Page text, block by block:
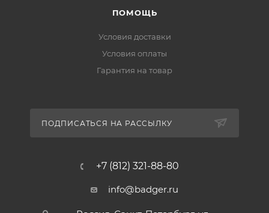
ПОМОЩЬ
Условия доставки
Условия оплаты
Гарантия на товар
ПОДПИСАТЬСЯ НА РАССЫЛКУ
+7 (812) 321-88-80
info@badger.ru